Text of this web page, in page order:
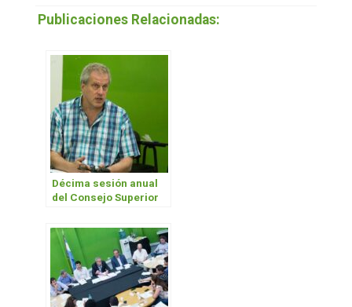
Publicaciones Relacionadas:
Décima sesión anual
del Consejo Superior